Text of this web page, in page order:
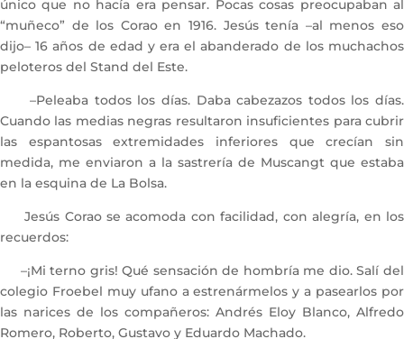
único que no hacía era pensar. Pocas cosas preocupaban al
“muñeco” de los Corao en 1916. Jesús tenía –al menos eso
dijo– 16 años de edad y era el abanderado de los muchachos
peloteros del Stand del Este.
–Peleaba todos los días. Daba cabezazos todos los días.
Cuando las medias negras resultaron insuficientes para cubrir
las espantosas extremidades inferiores que crecían sin
medida, me enviaron a la sastrería de Muscangt que estaba
en la esquina de La Bolsa.
Jesús Corao se acomoda con facilidad, con alegría, en los
recuerdos:
–¡Mi terno gris! Qué sensación de hombría me dio. Salí del
colegio Froebel muy ufano a estrenármelos y a pasearlos por
las narices de los compañeros: Andrés Eloy Blanco, Alfredo
Romero, Roberto, Gustavo y Eduardo Machado.